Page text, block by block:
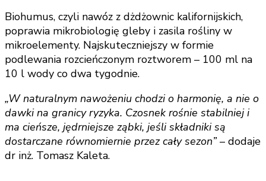
Biohumus, czyli nawóz z dżdżownic kalifornijskich,
poprawia mikrobiologię gleby i zasila rośliny w
mikroelementy. Najskuteczniejszy w formie
podlewania rozcieńczonym roztworem – 100 ml na
10 l wody co dwa tygodnie.
„W naturalnym nawożeniu chodzi o harmonię, a nie o
dawki na granicy ryzyka. Czosnek rośnie stabilniej i
ma cieńsze, jędrniejsze ząbki, jeśli składniki są
dostarczane równomiernie przez cały sezon”– dodaje
dr inż. Tomasz Kaleta.